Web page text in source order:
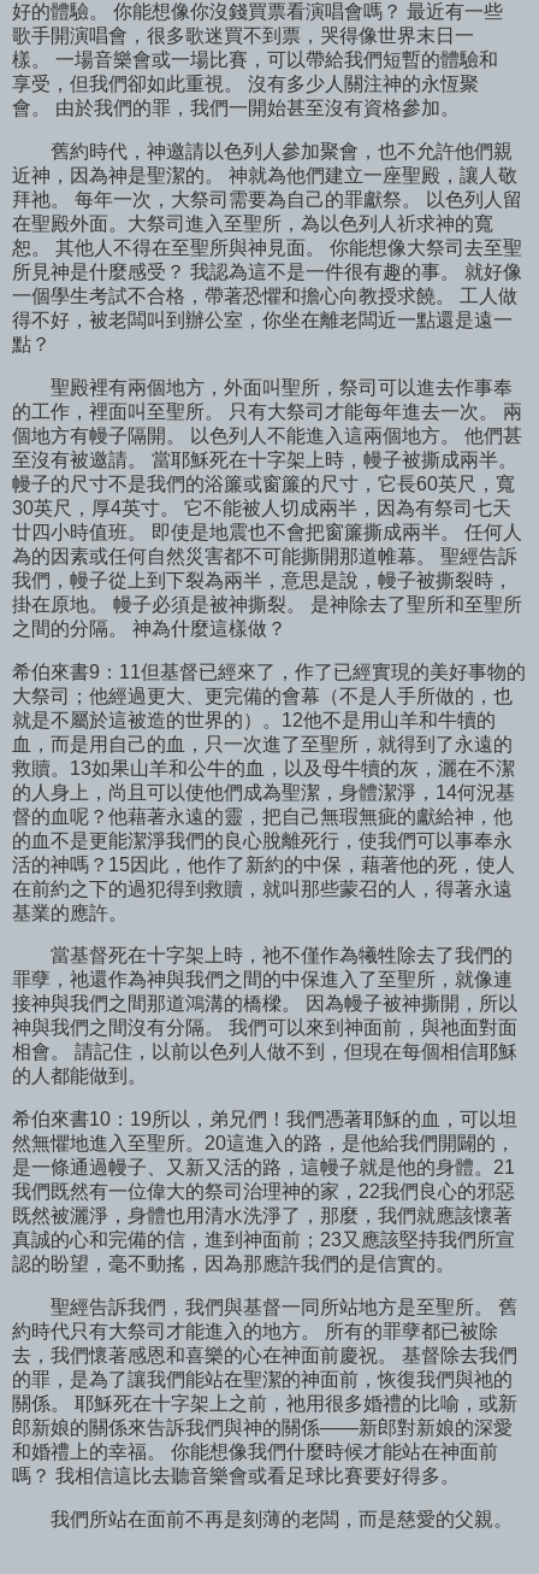
好的體驗。 你能想像你沒錢買票看演唱會嗎？ 最近有一些
歌手開演唱會，很多歌迷買不到票，哭得像世界末日一
樣。 一場音樂會或一場比賽，可以帶給我們短暫的體驗和
享受，但我們卻如此重視。 沒有多少人關注神的永恆聚
會。 由於我們的罪，我們一開始甚至沒有資格參加。
舊約時代，神邀請以色列人參加聚會，也不允許他們親
近神，因為神是聖潔的。 神就為他們建立一座聖殿，讓人敬
拜祂。 每年一次，大祭司需要為自己的罪獻祭。 以色列人留
在聖殿外面。大祭司進入至聖所，為以色列人祈求神的寬
恕。 其他人不得在至聖所與神見面。 你能想像大祭司去至聖
所見神是什麼感受？ 我認為這不是一件很有趣的事。 就好像
一個學生考試不合格，帶著恐懼和擔心向教授求饒。 工人做
得不好，被老闆叫到辦公室，你坐在離老闆近一點還是遠一
點？
聖殿裡有兩個地方，外面叫聖所，祭司可以進去作事奉
的工作，裡面叫至聖所。 只有大祭司才能每年進去一次。 兩
個地方有幔子隔開。 以色列人不能進入這兩個地方。 他們甚
至沒有被邀請。 當耶穌死在十字架上時，幔子被撕成兩半。
幔子的尺寸不是我們的浴簾或窗簾的尺寸，它長60英尺，寬
30英尺，厚4英寸。 它不能被人切成兩半，因為有祭司七天
廿四小時值班。 即使是地震也不會把窗簾撕成兩半。 任何人
為的因素或任何自然災害都不可能撕開那道帷幕。 聖經告訴
我們，幔子從上到下裂為兩半，意思是說，幔子被撕裂時，
掛在原地。 幔子必須是被神撕裂。 是神除去了聖所和至聖所
之間的分隔。 神為什麼這樣做？
希伯來書9：11但基督已經來了，作了已經實現的美好事物的
大祭司；他經過更大、更完備的會幕（不是人手所做的，也
就是不屬於這被造的世界的）。12他不是用山羊和牛犢的
血，而是用自己的血，只一次進了至聖所，就得到了永遠的
救贖。13如果山羊和公牛的血，以及母牛犢的灰，灑在不潔
的人身上，尚且可以使他們成為聖潔，身體潔淨，14何況基
督的血呢？他藉著永遠的靈，把自己無瑕無疵的獻給神，他
的血不是更能潔淨我們的良心脫離死行，使我們可以事奉永
活的神嗎？15因此，他作了新約的中保，藉著他的死，使人
在前約之下的過犯得到救贖，就叫那些蒙召的人，得著永遠
基業的應許。
當基督死在十字架上時，祂不僅作為犧牲除去了我們的
罪孽，祂還作為神與我們之間的中保進入了至聖所，就像連
接神與我們之間那道鴻溝的橋樑。 因為幔子被神撕開，所以
神與我們之間沒有分隔。 我們可以來到神面前，與祂面對面
相會。 請記住，以前以色列人做不到，但現在每個相信耶穌
的人都能做到。
希伯來書10：19所以，弟兄們！我們憑著耶穌的血，可以坦
然無懼地進入至聖所。20這進入的路，是他給我們開闢的，
是一條通過幔子、又新又活的路，這幔子就是他的身體。21
我們既然有一位偉大的祭司治理神的家，22我們良心的邪惡
既然被灑淨，身體也用清水洗淨了，那麼，我們就應該懷著
真誠的心和完備的信，進到神面前；23又應該堅持我們所宣
認的盼望，毫不動搖，因為那應許我們的是信實的。
聖經告訴我們，我們與基督一同所站地方是至聖所。 舊
約時代只有大祭司才能進入的地方。 所有的罪孽都已被除
去，我們懷著感恩和喜樂的心在神面前慶祝。 基督除去我們
的罪，是為了讓我們能站在聖潔的神面前，恢復我們與祂的
關係。 耶穌死在十字架上之前，祂用很多婚禮的比喻，或新
郎新娘的關係來告訴我們與神的關係——新郎對新娘的深愛
和婚禮上的幸福。 你能想像我們什麼時候才能站在神面前
嗎？ 我相信這比去聽音樂會或看足球比賽要好得多。
我們所站在面前不再是刻薄的老闆，而是慈愛的父親。